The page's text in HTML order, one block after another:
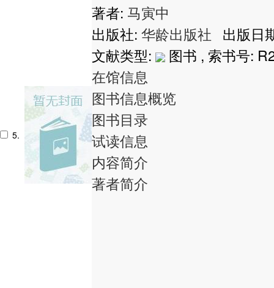
5.
著者: 马寅中
出版社: 华龄出版社 出版日
文献类型:
图书 , 索书号:
在馆信息
图书信息概览
图书目录
试读信息
内容简介
著者简介